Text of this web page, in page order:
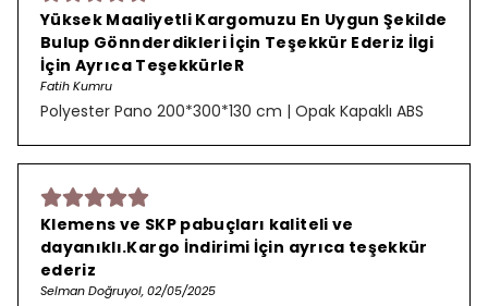
Yüksek Maaliyetli Kargomuzu En Uygun Şekilde
Bulup Gönnderdikleri İçin Teşekkür Ederiz İlgi
İçin Ayrıca TeşekkürleR
Fatih Kumru
Polyester Pano 200*300*130 cm | Opak Kapaklı ABS
Klemens ve SKP pabuçları kaliteli ve
dayanıklı.Kargo İndirimi İçin ayrıca teşekkür
ederiz
Selman Doğruyol, 02/05/2025